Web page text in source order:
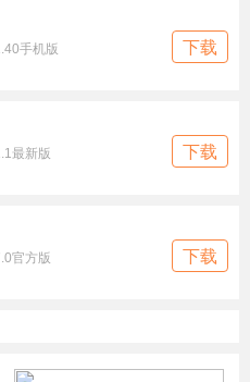
手机版 下载
最新版 下载
官方版 下载